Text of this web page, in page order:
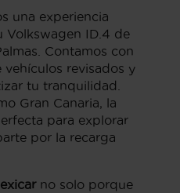
una experiencia
Volkswagen ID.4 de
Contamos con
vehículos revisados y
tu tranquilidad.
Gran Canaria, la
para explorar
por la recarga
no solo porque